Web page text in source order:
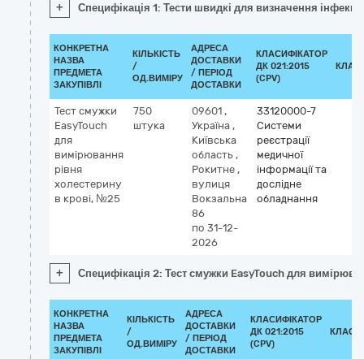
+ Специфікація 1: Тести швидкі для визначення
КОНКРЕТНА
НАЗВА
ПРЕДМЕТА
ЗАКУПІВЛІ
КІЛЬКІСТЬ
/
ОД.ВИМІРУ
АДРЕСА
ДОСТАВКИ
/ ПЕРІОД
ДОСТАВКИ
КЛАСИФІКАТОР
ДК 021:2015
(CPV)
Тест смужки
EasyTouch
для
вимірювання
рівня
холестерину
в крові, №25
750
штука
09601 ,
Україна ,
Київська
область ,
Рокитне ,
вулиця
Вокзальна
86
по 31-12-
2026
33120000-7
Системи
реєстрації
медичної
інформації та
дослідне
обладнання
+ Специфікація 2: Тест смужки EasyTouch для
КОНКРЕТНА
НАЗВА
ПРЕДМЕТА
ЗАКУПІВЛІ
КІЛЬКІСТЬ
/
ОД.ВИМІРУ
АДРЕСА
ДОСТАВКИ
/ ПЕРІОД
ДОСТАВКИ
КЛАСИФІКАТОР
ДК 021:2015
(CPV)